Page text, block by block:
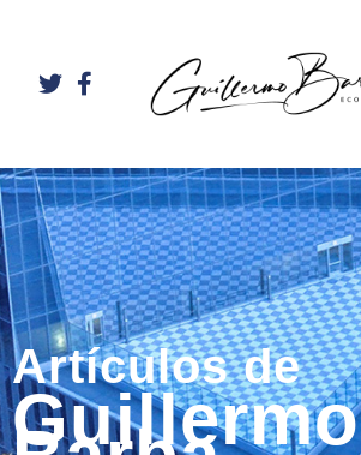
Artículos de
Guillermo